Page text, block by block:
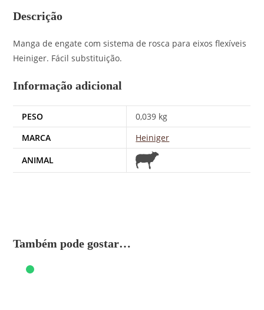
Descrição
Manga de engate com sistema de rosca para eixos flexíveis
Heiniger. Fácil substituição.
Informação adicional
PESO
0,039 kg
MARCA
Heiniger
ANIMAL
Também pode gostar…